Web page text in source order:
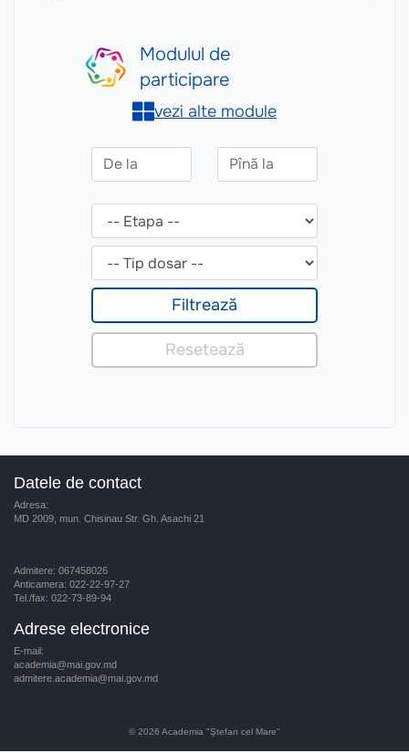
Datele de contact
Adresa:
MD 2009, mun. Chisinau Str. Gh. Asachi 21
Admitere: 067458026
Anticamera: 022-22-97-27
Tel./fax: 022-73-89-94
Adrese electronice
E-mail:
academia@mai.gov.md
admitere.academia@mai.gov.md
© 2026 Academia "Ştefan cel Mare"